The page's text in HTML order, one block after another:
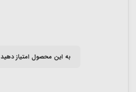
به این محصول امتیاز دهید